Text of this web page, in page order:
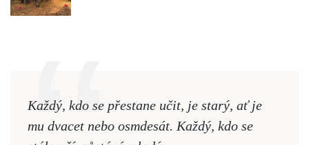
Každý, kdo se přestane učit, je starý, ať je
mu dvacet nebo osmdesát. Každý, kdo se